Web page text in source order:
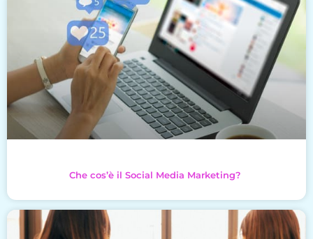
Che cos’è il Social Media Marketing?